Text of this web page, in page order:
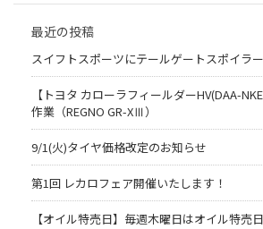
最近の投稿
スイフトスポーツにテールゲートスポイラ
【トヨタ カローラフィールダーHV(DAA-
作業（REGNO GR-XⅢ）
9/1(火)タイヤ価格改定のお知らせ
第1回 レカロフェア開催いたします！
【オイル特売日】毎週木曜日はオイル特売